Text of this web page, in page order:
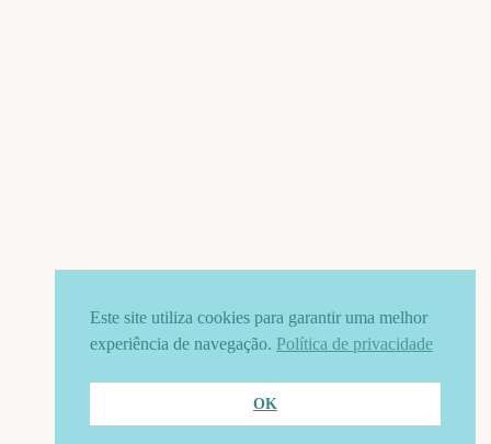
Este site utiliza cookies para garantir uma melhor
experiência de navegação. Política de privacidade
OK